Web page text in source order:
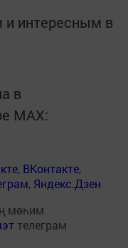
интересным в
в
MАХ:
, ВКонтакте,
, Яндекс.Дзен
мөһим
телеграм